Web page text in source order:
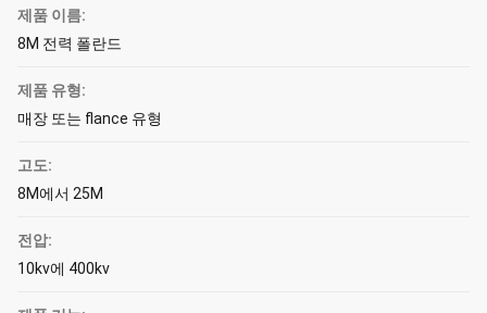
제품 이름:
8M 전력 폴란드
제품 유형:
매장 또는 flance 유형
고도:
8M에서 25M
전압:
10kv에 400kv